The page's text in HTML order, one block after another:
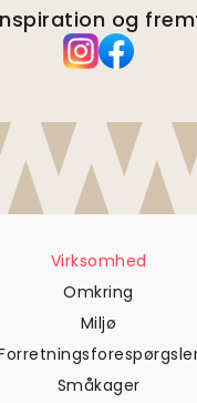
og
Virksomhed
Omkring
Miljø
Småkager